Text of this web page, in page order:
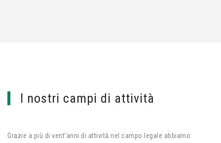
I nostri campi di attività
Grazie a più di vent’anni di attività nel campo legale abbiamo